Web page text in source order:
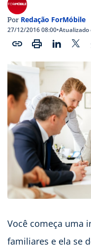
Por Redação ForMóbile
27/12/2016 08:00•Atualizado
Você começa uma
familiares e ela se